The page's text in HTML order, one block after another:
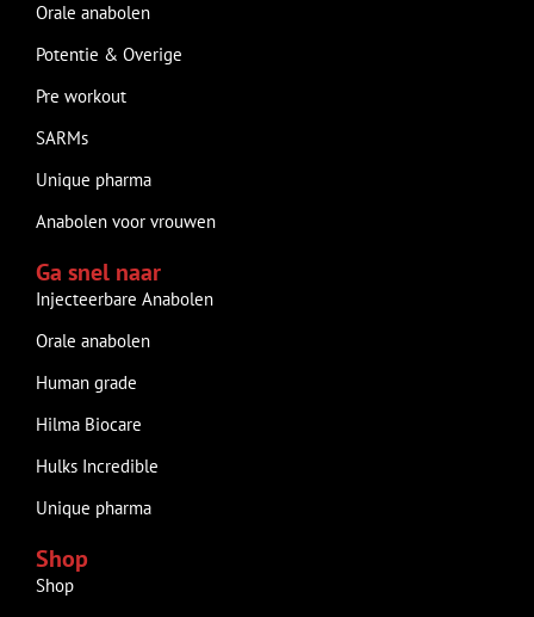
Orale anabolen
Potentie & Overige
Pre workout
SARMs
Unique pharma
Anabolen voor vrouwen
Ga snel naar
Injecteerbare Anabolen
Orale anabolen
Human grade
Hilma Biocare
Hulks Incredible
Unique pharma
Shop
Shop